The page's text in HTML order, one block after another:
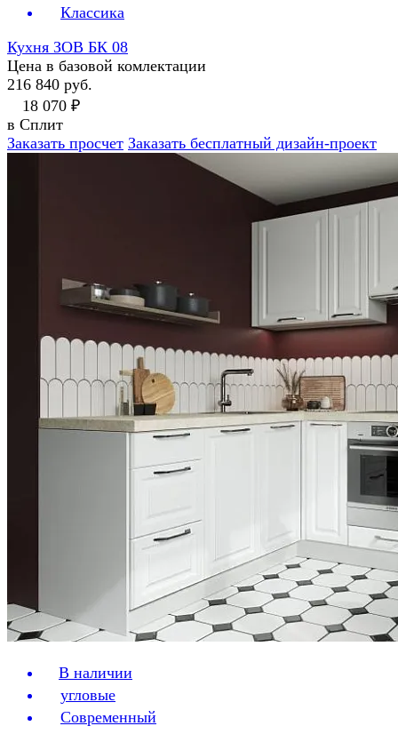
Классика
Кухня ЗОВ БК 08
Цена в базовой комлектации
216 840 руб.
18 070 ₽
в Сплит
Заказать просчет Заказать бесплатный дизайн-проект
В наличии
угловые
Современный